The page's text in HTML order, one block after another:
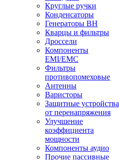
Круглые ручки
Конденсаторы
Генераторы ВН
Кварцы и фильтры
Дроссели
Компоненты
EMI/EMC
Фильтры
противопомеховые
Антенны
Варисторы
Защитные устройства
от перенапряжения
Улучшение
коэффициента
мощности
Компоненты аудио
Прочие пассивные